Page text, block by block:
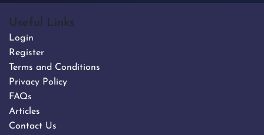
Useful Links
Login
Register
Terms and Conditions
Privacy Policy
FAQs
Articles
Contact Us